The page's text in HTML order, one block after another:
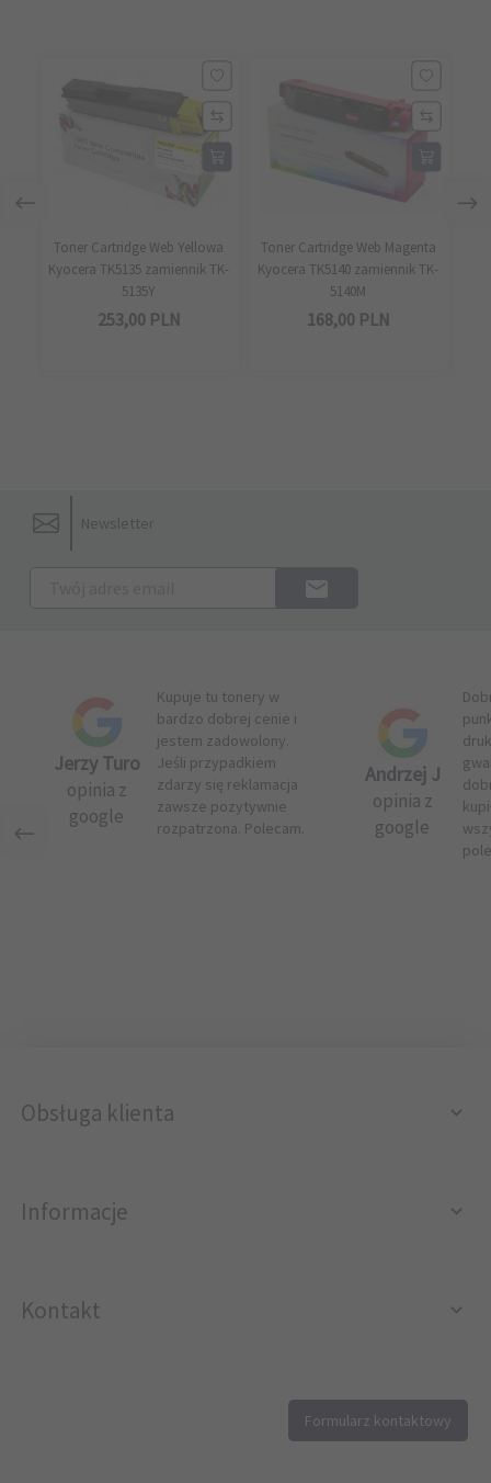
Toner Cartridge Web Yellowa
Kyocera TK5135 zamiennik TK-
5135Y
253,00 PLN
Toner Cartridge Web Magenta
Kyocera TK5140 zamiennik TK-
5140M
168,00 PLN
Newsletter
Jerzy Turo
opinia z
google
Kupuje tu tonery w
bardzo dobrej cenie i
jestem zadowolony.
Jeśli przypadkiem
zdarzy się reklamacja
zawsze pozytywnie
rozpatrzona. Polecam.
Andrzej J
opinia z
google
Obsługa klienta
Informacje
Kontakt
Formularz kontaktowy